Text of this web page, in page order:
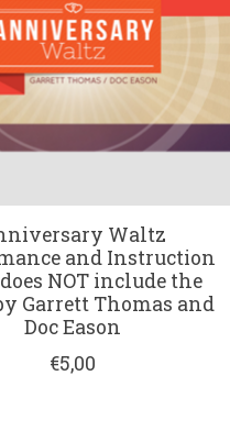
Waltz
and Instruction
does NOT include the
Garrett Thomas and
Doc Eason
€5,00